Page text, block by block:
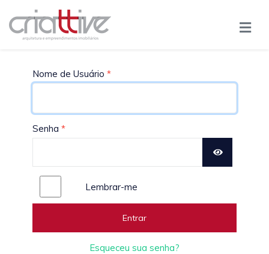
Nome de Usuário *
Senha *
Lembrar-me
Entrar
Esqueceu sua senha?